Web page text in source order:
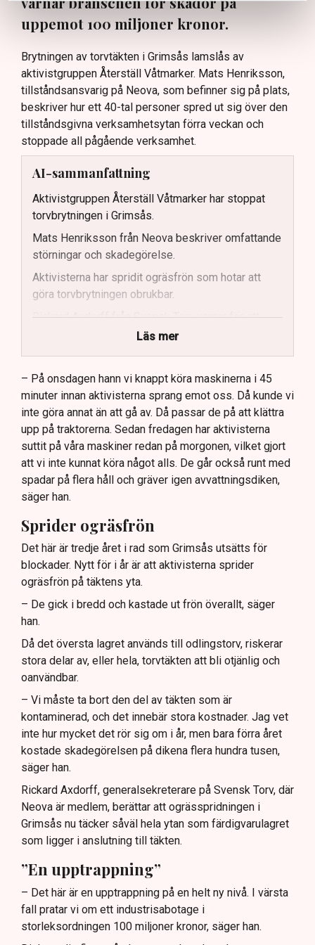
uppemot 100 miljoner kronor.
Brytningen av torvtäkten i Grimsås lamslås av
aktivistgruppen Återställ Våtmarker. Mats Henriksson,
tillståndsansvarig på Neova, som befinner sig på plats,
beskriver hur ett 40-tal personer spred ut sig över den
tillståndsgivna verksamhetsytan förra veckan och
stoppade all pågående verksamhet.
AI-sammanfattning
Aktivistgruppen Återställ Våtmarker har stoppat
torvbrytningen i Grimsås.
Mats Henriksson från Neova beskriver omfattande
störningar och skadegörelse.
Aktivisterna har spridit ogräsfrön som hotar att
göra torvbrytningen obrukbar.
Rickard Axdorff från Svensk Torv varnar för ett
stort ekonomiskt sabotage.
Dialogpolisen på plats står maktlös inför
aktivisternas handlingar.
Frågor kvarstår om finansiering av illegal aktivism.
Läs mer
– På onsdagen hann vi knappt köra maskinerna i 45
minuter innan aktivisterna sprang emot oss. Då kunde vi
inte göra annat än att gå av. Då passar de på att klättra
upp på traktorerna. Sedan fredagen har aktivisterna
suttit på våra maskiner redan på morgonen, vilket gjort
att vi inte kunnat köra något alls. De går också runt med
spadar på flera håll och gräver igen avvattningsdiken,
säger han.
Sprider ogräsfrön
Det här är tredje året i rad som Grimsås utsätts för
blockader. Nytt för i år är att aktivisterna sprider
ogräsfrön på täktens yta.
– De gick i bredd och kastade ut frön överallt, säger
han.
Då det översta lagret används till odlingstorv, riskerar
stora delar av, eller hela, torvtäkten att bli otjänlig och
oanvändbar.
– Vi måste ta bort den del av täkten som är
kontaminerad, och det innebär stora kostnader. Jag vet
inte hur mycket det rör sig om i år, men bara förra året
kostade skadegörelsen på dikena flera hundra tusen,
säger han.
Rickard Axdorff, generalsekreterare på Svensk Torv, där
Neova är medlem, berättar att ogrässpridningen i
Grimsås nu täcker såväl hela ytan som färdigvarulagret
som ligger i anslutning till täkten.
”En upptrappning”
– Det här är en upptrappning på en helt ny nivå. I värsta
fall pratar vi om ett industrisabotage i
storleksordningen 100 miljoner kronor, säger han.